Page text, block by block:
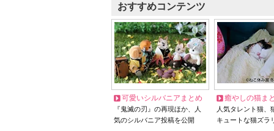
おすすめコンテンツ
可愛いシルバニアまとめ
『鬼滅の刃』の再現ほか、人
気のシルバニア投稿を公開
癒やしの猫ま
人気タレント猫
キュートな猫ズラ